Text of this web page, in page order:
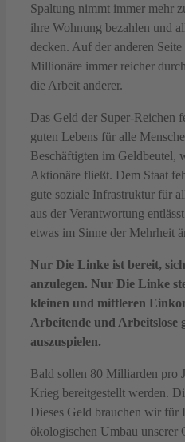
Spaltung nimmt immer mehr
ihre Wohnung bezahlen und
decken. Auf der anderen
Millionäre immer reicher
die Arbeit anderer.
Das Geld der Super-Reichen
guten Lebens für alle
Beschäftigten im Geldbeutel,
Aktionäre fließt. Dem Staat
gute soziale Infrastruktur für
aus der Verantwortung
etwas im Sinne der Mehrheit
Nur Die Linke ist bereit,
anzulegen. Nur Die Linke
kleinen und mittleren
Arbeitende und Arbeitslose
auszuspielen.
Bald sollen 80 Milliarden pro
Krieg bereitgestellt werden.
Dieses Geld brauchen wir
ökologischen Umbau unserer